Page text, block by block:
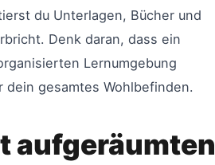
du Unterlagen, Bücher und
Denk daran, dass ein
Lernumgebung
gesamtes Wohlbefinden.
aufgeräumten